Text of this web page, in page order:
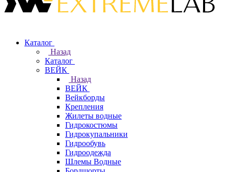
Каталог
Назад
Каталог
ВЕЙК
Назад
ВЕЙК
Вейкборды
Крепления
Жилеты водные
Гидрокостюмы
Гидрокупальники
Гидрообувь
Гидроодежда
Шлемы Водные